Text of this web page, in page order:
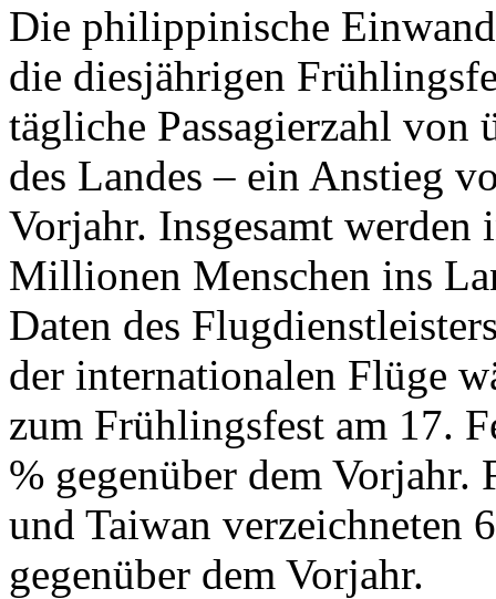
Die philippinische
die diesjährigen
tägliche Passagierzahl
des Landes – ein Anstieg
Vorjahr. Insgesamt werden
Millionen Menschen ins
Daten des
der internationalen Flüge
zum Frühlingsfest am 17.
% gegenüber dem
und Taiwan verzeichneten
gegenüber dem Vorjahr.